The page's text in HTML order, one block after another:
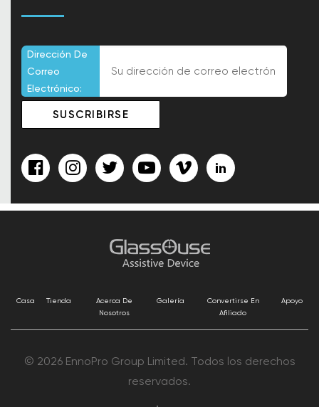
Dirección De
Correo
Electrónico:
Casa Tienda
Acerca De
Nosotros
Galería
Convertirse En
Afiliado
Apoyo
© 2026 EnnoPro Group Limited. Todos los derechos
reservados.